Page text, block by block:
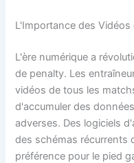
L'Importance des Vidéos
L'ère numérique a
de penalty. Les
vidéos de tous les
d'accumuler des
adverses. Des logiciels
des schémas récurrents
préférence pour le pied